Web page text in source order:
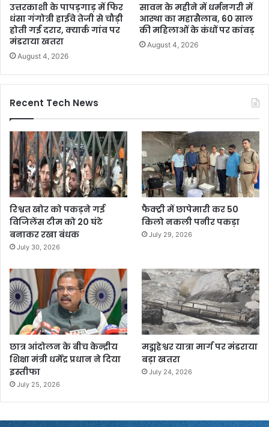
उत्तरकाशी के पापड़गाड़ में फिर
धंसा गंगोत्री हाईवे तेजी से चौड़ी
होती गई दरार, क्यार्क गांव पर
मंडराया खतरा
August 4, 2026
सावन के महीने में धर्मनगरी में
आस्था का महासैलाब, 60 साल
की महिलाओं के कंधों पर कांवड़
August 4, 2026
Recent Tech News
रिश्वत खोर को पकड़ने गई
विजिलेंस टीम को 20 घंटे
बनाकर रखा बंधक
July 30, 2026
फैक्ट्री में छापेमारी कर 50
किलो नकली पनीर पकड़ा
July 29, 2026
छात्र आंदोलन के बीच केन्द्रीय
शिक्षा मंत्री धर्मेंद्र प्रधान ने दिया
इस्तीफा
July 25, 2026
मद्महेश्वर यात्रा मार्ग पर मंडराया
बड़ा खतरा
July 24, 2026